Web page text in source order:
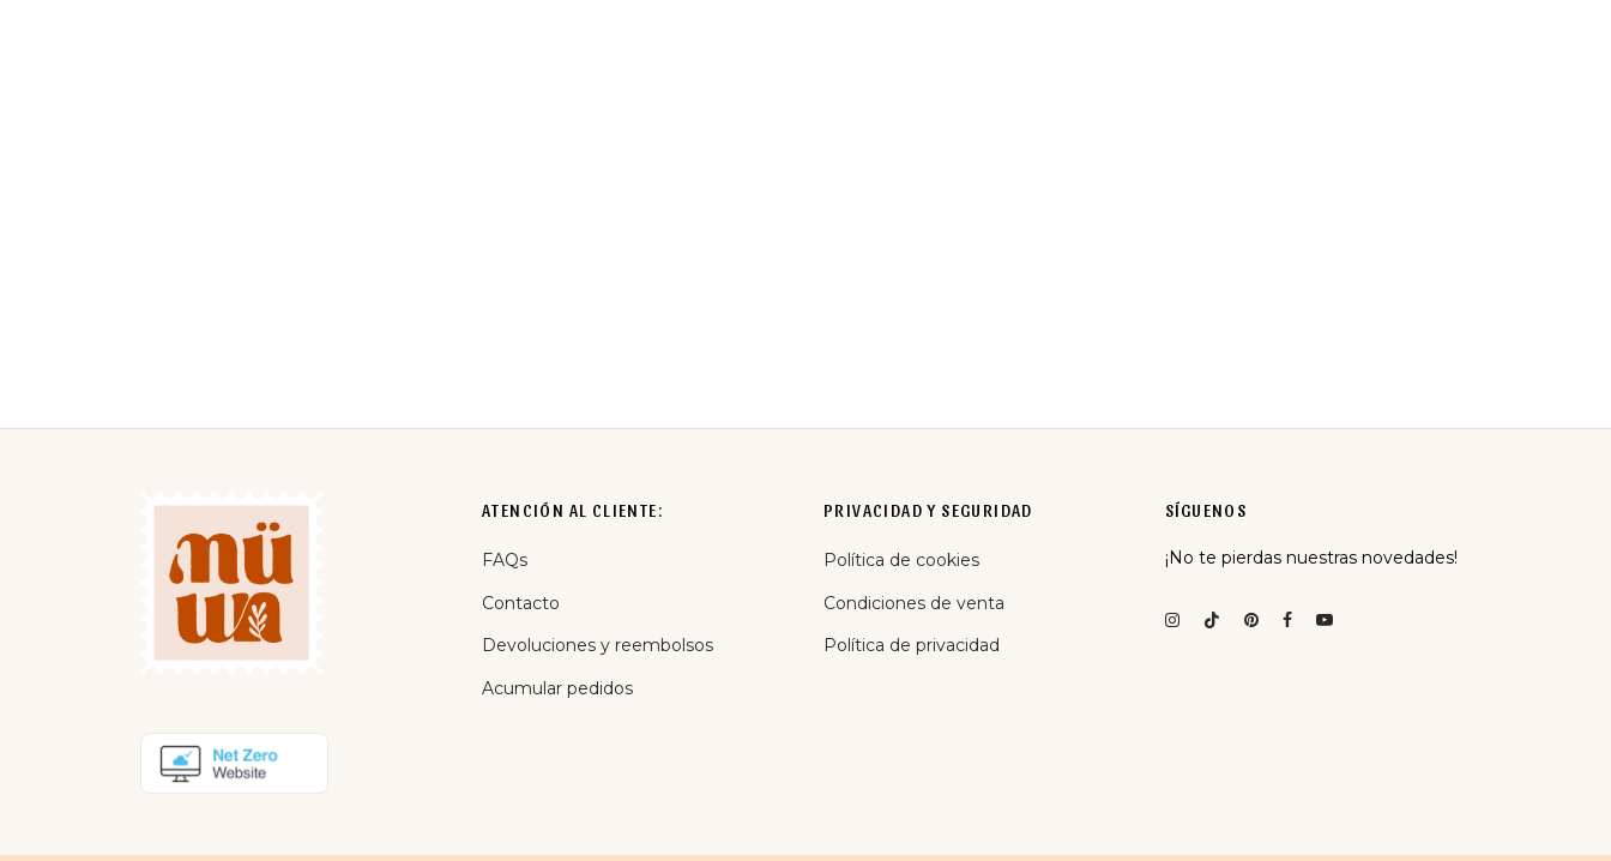
ATENCIÓN AL CLIENTE:
FAQs
Contacto
Devoluciones y reembolsos
Acumular pedidos
PRIVACIDAD Y SEGURIDAD
Política de cookies
Condiciones de venta
Política de privacidad
SÍGUENOS
¡No te pierdas nuestras novedades!